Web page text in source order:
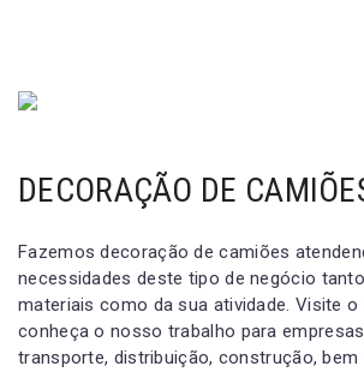
DECORAÇÃO DE
Fazemos decoração de camiões
necessidades deste tipo de negócio
materiais como da sua atividade. Visite
conheça o nosso trabalho para
transporte, distribuição, construção,